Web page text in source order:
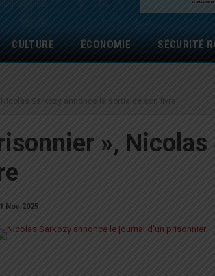
CULTURE ÉCONOMIE SÉCURITÉ
Nicolas Sarkozy annonce la sortie de son livre
»,
Nov 2025